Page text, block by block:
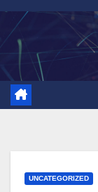
Skip
content
UNCATEGORIZED